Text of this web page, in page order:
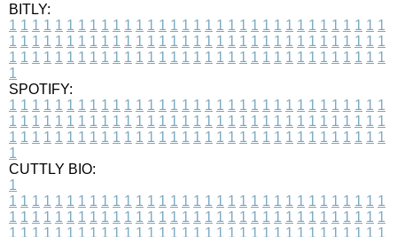
BITLY:
1 1 1 1 1 1 1 1 1 1 1 1 1 1 1 1 1 1 1 1 1 1 1 1 1 1 1 1 1 1 1 1 1
1 1 1 1 1 1 1 1 1 1 1 1 1 1 1 1 1 1 1 1 1 1 1 1 1 1 1 1 1 1 1 1 1
1 1 1 1 1 1 1 1 1 1 1 1 1 1 1 1 1 1 1 1 1 1 1 1 1 1 1 1 1 1 1 1 1
1
SPOTIFY:
1 1 1 1 1 1 1 1 1 1 1 1 1 1 1 1 1 1 1 1 1 1 1 1 1 1 1 1 1 1 1 1 1
1 1 1 1 1 1 1 1 1 1 1 1 1 1 1 1 1 1 1 1 1 1 1 1 1 1 1 1 1 1 1 1 1
1 1 1 1 1 1 1 1 1 1 1 1 1 1 1 1 1 1 1 1 1 1 1 1 1 1 1 1 1 1 1 1 1
1
CUTTLY BIO:
1
1 1 1 1 1 1 1 1 1 1 1 1 1 1 1 1 1 1 1 1 1 1 1 1 1 1 1 1 1 1 1 1 1
1 1 1 1 1 1 1 1 1 1 1 1 1 1 1 1 1 1 1 1 1 1 1 1 1 1 1 1 1 1 1 1 1
1 1 1 1 1 1 1 1 1 1 1 1 1 1 1 1 1 1 1 1 1 1 1 1 1 1 1 1 1 1 1 1 1